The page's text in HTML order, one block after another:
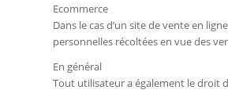
Ecommerce
Dans le cas d’un site de vente en
personnelles récoltées en vue des
En général
Tout utilisateur a également le droit